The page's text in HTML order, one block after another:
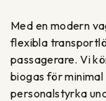
Med en modern
flexibla
passagerare. Vi
biogas för
personalstyrka